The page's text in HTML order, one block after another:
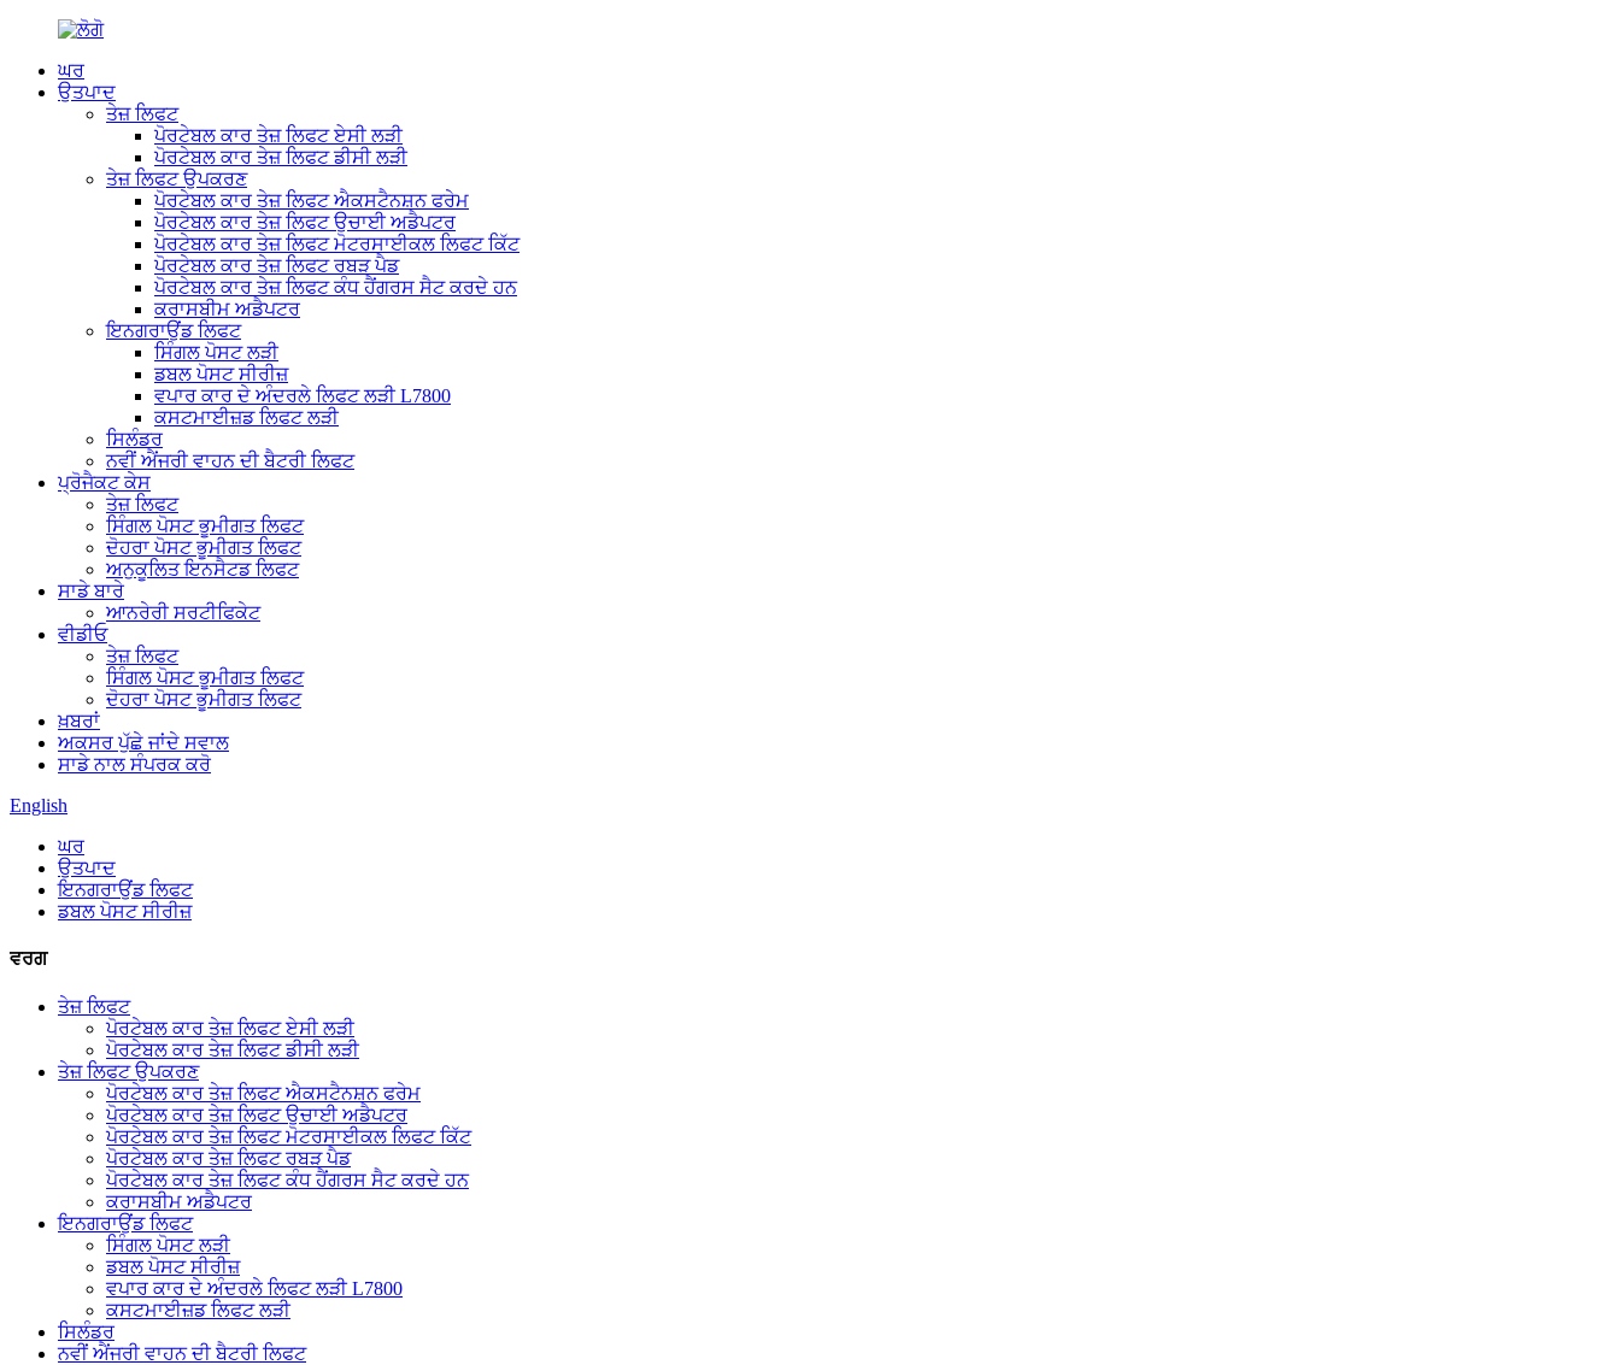
ਘਰ
ਉਤਪਾਦ
ਤੇਜ਼ ਲਿਫਟ
ਪੋਰਟੇਬਲ ਕਾਰ ਤੇਜ਼ ਲਿਫਟ ਏਸੀ ਲੜੀ
ਪੋਰਟੇਬਲ ਕਾਰ ਤੇਜ਼ ਲਿਫਟ ਡੀਸੀ ਲੜੀ
ਤੇਜ਼ ਲਿਫਟ ਉਪਕਰਣ
ਪੋਰਟੇਬਲ ਕਾਰ ਤੇਜ਼ ਲਿਫਟ ਐਕਸਟੈਨਸ਼ਨ ਫਰੇਮ
ਪੋਰਟੇਬਲ ਕਾਰ ਤੇਜ਼ ਲਿਫਟ ਉਚਾਈ ਅਡੈਪਟਰ
ਪੋਰਟੇਬਲ ਕਾਰ ਤੇਜ਼ ਲਿਫਟ ਮੋਟਰਸਾਈਕਲ ਲਿਫਟ ਕਿੱਟ
ਪੋਰਟੇਬਲ ਕਾਰ ਤੇਜ਼ ਲਿਫਟ ਰਬੜ ਪੈਡ
ਪੋਰਟੇਬਲ ਕਾਰ ਤੇਜ਼ ਲਿਫਟ ਕੰਧ ਹੈਂਗਰਸ ਸੈਟ ਕਰਦੇ ਹਨ
ਕਰਾਸਬੀਮ ਅਡੈਪਟਰ
ਇਨਗਰਾਉਂਡ ਲਿਫਟ
ਸਿੰਗਲ ਪੋਸਟ ਲੜੀ
ਡਬਲ ਪੋਸਟ ਸੀਰੀਜ਼
ਵਪਾਰ ਕਾਰ ਦੇ ਅੰਦਰਲੇ ਲਿਫਟ ਲੜੀ L7800
ਕਸਟਮਾਈਜ਼ਡ ਲਿਫਟ ਲੜੀ
ਸਿਲੰਡਰ
ਨਵੀਂ ਐਂਜਰੀ ਵਾਹਨ ਦੀ ਬੈਟਰੀ ਲਿਫਟ
ਪ੍ਰੋਜੈਕਟ ਕੇਸ
ਤੇਜ਼ ਲਿਫਟ
ਸਿੰਗਲ ਪੋਸਟ ਭੂਮੀਗਤ ਲਿਫਟ
ਦੋਹਰਾ ਪੋਸਟ ਭੂਮੀਗਤ ਲਿਫਟ
ਅਨੁਕੂਲਿਤ ਇਨਸੈਟਡ ਲਿਫਟ
ਸਾਡੇ ਬਾਰੇ
ਆਨਰੇਰੀ ਸਰਟੀਫਿਕੇਟ
ਵੀਡੀਓ
ਤੇਜ਼ ਲਿਫਟ
ਸਿੰਗਲ ਪੋਸਟ ਭੂਮੀਗਤ ਲਿਫਟ
ਦੋਹਰਾ ਪੋਸਟ ਭੂਮੀਗਤ ਲਿਫਟ
ਖ਼ਬਰਾਂ
ਅਕਸਰ ਪੁੱਛੇ ਜਾਂਦੇ ਸਵਾਲ
ਸਾਡੇ ਨਾਲ ਸੰਪਰਕ ਕਰੋ
English
ਘਰ
ਉਤਪਾਦ
ਇਨਗਰਾਉਂਡ ਲਿਫਟ
ਡਬਲ ਪੋਸਟ ਸੀਰੀਜ਼
ਵਰਗ
ਤੇਜ਼ ਲਿਫਟ
ਪੋਰਟੇਬਲ ਕਾਰ ਤੇਜ਼ ਲਿਫਟ ਏਸੀ ਲੜੀ
ਪੋਰਟੇਬਲ ਕਾਰ ਤੇਜ਼ ਲਿਫਟ ਡੀਸੀ ਲੜੀ
ਤੇਜ਼ ਲਿਫਟ ਉਪਕਰਣ
ਪੋਰਟੇਬਲ ਕਾਰ ਤੇਜ਼ ਲਿਫਟ ਐਕਸਟੈਨਸ਼ਨ ਫਰੇਮ
ਪੋਰਟੇਬਲ ਕਾਰ ਤੇਜ਼ ਲਿਫਟ ਉਚਾਈ ਅਡੈਪਟਰ
ਪੋਰਟੇਬਲ ਕਾਰ ਤੇਜ਼ ਲਿਫਟ ਮੋਟਰਸਾਈਕਲ ਲਿਫਟ ਕਿੱਟ
ਪੋਰਟੇਬਲ ਕਾਰ ਤੇਜ਼ ਲਿਫਟ ਰਬੜ ਪੈਡ
ਪੋਰਟੇਬਲ ਕਾਰ ਤੇਜ਼ ਲਿਫਟ ਕੰਧ ਹੈਂਗਰਸ ਸੈਟ ਕਰਦੇ ਹਨ
ਕਰਾਸਬੀਮ ਅਡੈਪਟਰ
ਇਨਗਰਾਉਂਡ ਲਿਫਟ
ਸਿੰਗਲ ਪੋਸਟ ਲੜੀ
ਡਬਲ ਪੋਸਟ ਸੀਰੀਜ਼
ਵਪਾਰ ਕਾਰ ਦੇ ਅੰਦਰਲੇ ਲਿਫਟ ਲੜੀ L7800
ਕਸਟਮਾਈਜ਼ਡ ਲਿਫਟ ਲੜੀ
ਸਿਲੰਡਰ
ਨਵੀਂ ਐਂਜਰੀ ਵਾਹਨ ਦੀ ਬੈਟਰੀ ਲਿਫਟ